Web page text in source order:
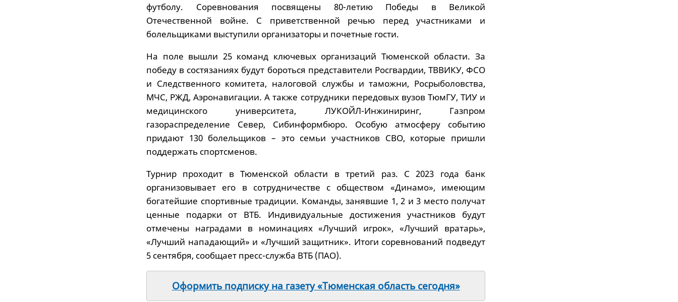
футболу. Соревнования посвящены 80-летию Победы в Великой
Отечественной войне. С приветственной речью перед участниками и
болельщиками выступили организаторы и почетные гости.
На поле вышли 25 команд ключевых организаций Тюменской области. За
победу в состязаниях будут бороться представители Росгвардии, ТВВИКУ, ФСО
и Следственного комитета, налоговой службы и таможни, Росрыболовства,
МЧС, РЖД, Аэронавигации. А также сотрудники передовых вузов ТюмГУ, ТИУ и
медицинского университета, ЛУКОЙЛ-Инжиниринг, Газпром
газораспределение Север, Сибинформбюро. Особую атмосферу событию
придают 130 болельщиков – это семьи участников СВО, которые пришли
поддержать спортсменов.
Турнир проходит в Тюменской области в третий раз. С 2023 года банк
организовывает его в сотрудничестве с обществом «Динамо», имеющим
богатейшие спортивные традиции. Команды, занявшие 1, 2 и 3 место получат
ценные подарки от ВТБ. Индивидуальные достижения участников будут
отмечены наградами в номинациях «Лучший игрок», «Лучший вратарь»,
«Лучший нападающий» и «Лучший защитник». Итоги соревнований подведут
5 сентября, сообщает пресс-служба ВТБ (ПАО).
Оформить подписку на газету «Тюменская область сегодня»